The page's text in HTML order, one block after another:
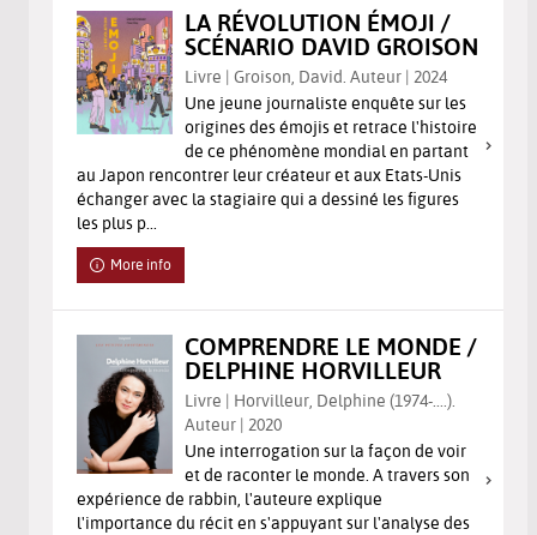
LA RÉVOLUTION ÉMOJI /
SCÉNARIO DAVID GROISON
Livre | Groison, David. Auteur | 2024
Une jeune journaliste enquête sur les
origines des émojis et retrace l'histoire
de ce phénomène mondial en partant
au Japon rencontrer leur créateur et aux Etats-Unis
échanger avec la stagiaire qui a dessiné les figures
les plus p...
More info
COMPRENDRE LE MONDE /
DELPHINE HORVILLEUR
Livre | Horvilleur, Delphine (1974-....).
Auteur | 2020
Une interrogation sur la façon de voir
et de raconter le monde. A travers son
expérience de rabbin, l'auteure explique
l'importance du récit en s'appuyant sur l'analyse des